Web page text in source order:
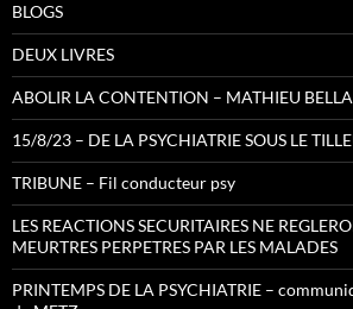
BLOGS
DEUX LIVRES
ABOLIR LA CONTENTION – MATHIEU
15/8/23 – DE LA PSYCHIATRIE SOUS LE
TRIBUNE – Fil conducteur psy
LES REACTIONS SECURITAIRES NE
MEURTRES PERPETRES PAR LES MALADES
PRINTEMPS DE LA PSYCHIATRIE –